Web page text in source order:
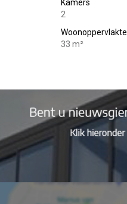
Kamers
2
Woonoppervlakte
33 m²